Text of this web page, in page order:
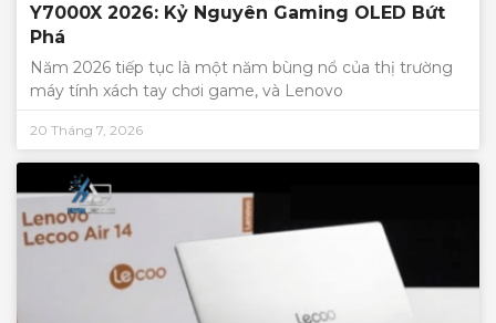
Y7000X 2026: Kỷ Nguyên Gaming OLED Bứt
Phá
Năm 2026 tiếp tục là một năm bùng nổ của thị trường
máy tính xách tay chơi game, và Lenovo
20 Tháng 7, 2026